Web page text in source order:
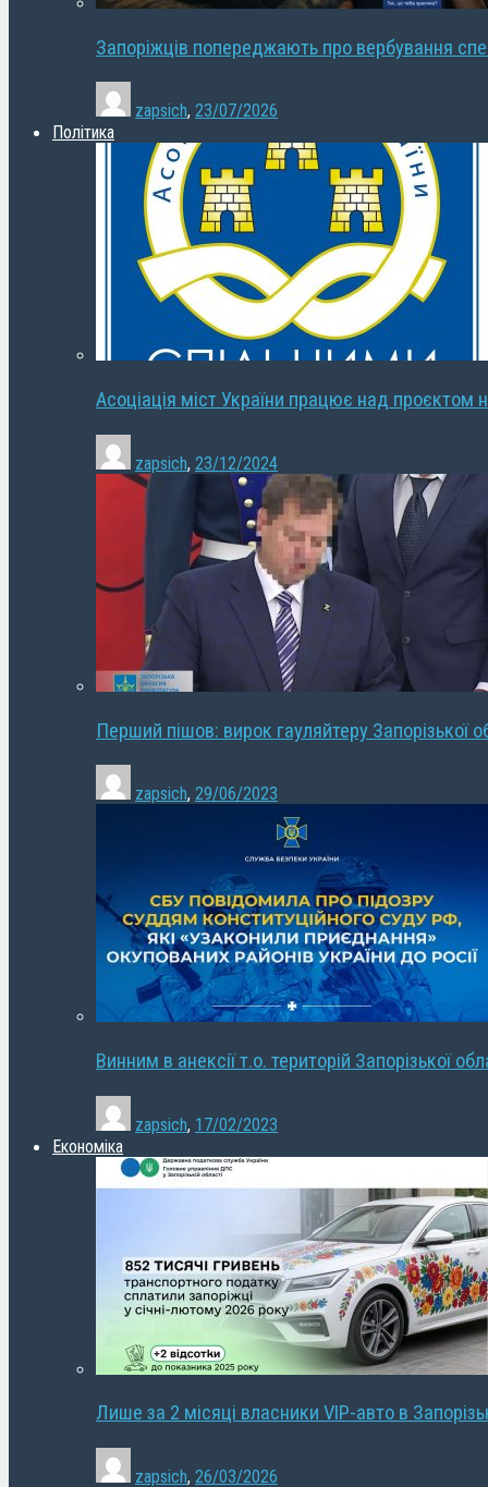
Запоріжців попереджають про вербування
zapsich, 23/07/2026
Політика
Асоціація міст України працює над проєктом
zapsich, 23/12/2024
Перший пішов: вирок гауляйтеру Запорізької
zapsich, 29/06/2023
Винним в анексії т.о. територій Запорізької
zapsich, 17/02/2023
Економіка
Лише за 2 місяці власники VIP-авто в
zapsich, 26/03/2026